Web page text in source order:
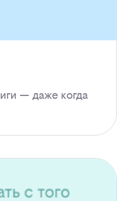
— даже когда